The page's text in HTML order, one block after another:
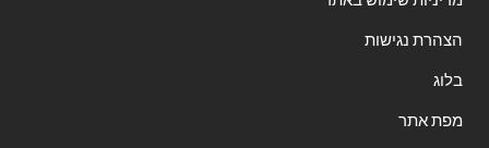
הצהרת נגישות
בלוג
מפת אתר